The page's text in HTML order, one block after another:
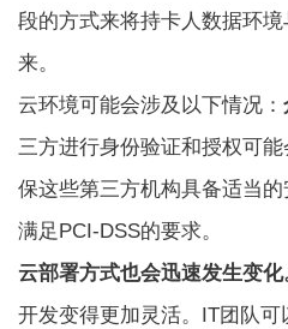
段的方式来将持卡人数据环
来。
云环境可能会涉及以下情况：
三方进行身份验证和授权可
保这些第三方机构具备适当
满足PCI-DSS的要求。
云部署方式也会迅速发生变化
开发变得更加灵活。IT团队